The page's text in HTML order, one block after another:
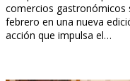
comercios gastronómicos
febrero en una nueva
acción que impulsa el…